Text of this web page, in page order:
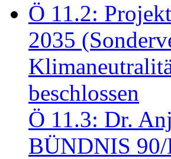
Ö 11.2:
2035
beschlossen
Ö 11.3: Dr.
BÜNDNIS